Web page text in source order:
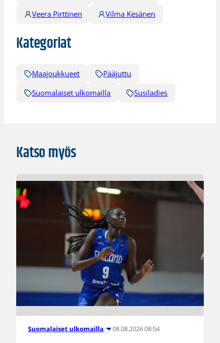
Veera Pirttinen
Vilma Kesänen
Kategoriat
Maajoukkueet
Pääjuttu
Suomalaiset ulkomailla
Susiladies
Katso myös
Suomalaiset ulkomailla 08.08.2026 08:54